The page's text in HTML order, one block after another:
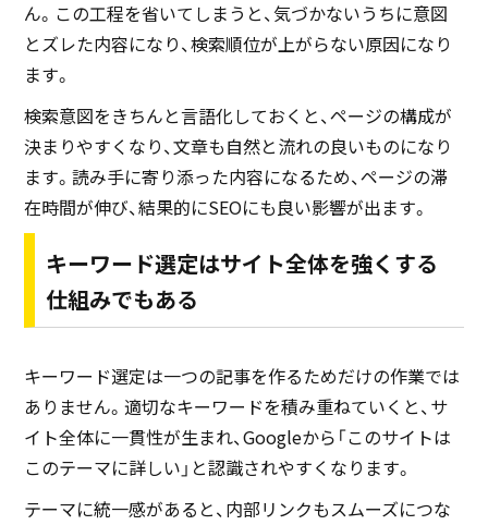
ん。この工程を省いてしまうと、気づかないうちに意図
とズレた内容になり、検索順位が上がらない原因になり
ます。
検索意図をきちんと言語化しておくと、ページの構成が
決まりやすくなり、文章も自然と流れの良いものになり
ます。読み手に寄り添った内容になるため、ページの滞
在時間が伸び、結果的にSEOにも良い影響が出ます。
キーワード選定はサイト全体を強くする
仕組みでもある
キーワード選定は一つの記事を作るためだけの作業では
ありません。適切なキーワードを積み重ねていくと、サ
イト全体に一貫性が生まれ、Googleから「このサイトは
このテーマに詳しい」と認識されやすくなります。
テーマに統一感があると、内部リンクもスムーズにつな